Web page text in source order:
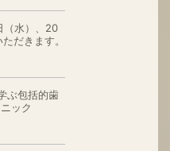
水）、20
だきます。
ぶ包括的歯
ック